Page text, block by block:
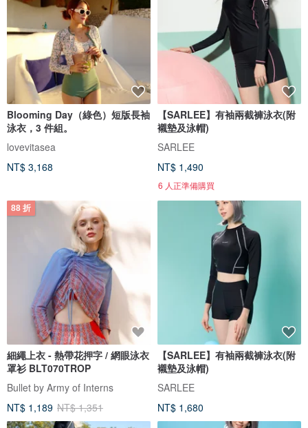
Blooming Day（綠色）短版長袖
泳衣，3 件組。
lovevitasea
NT$ 3,168
【SARLEE】有袖兩截褲泳衣(附
襯墊及泳帽)
SARLEE
NT$ 1,490
6 人正準備購買
88 折
細繩上衣 - 熱帶花押字 / 網眼泳衣
罩衫 BLT070TROP
Bullet by Army of Interns
NT$ 1,189 NT$ 1,351
【SARLEE】有袖兩截褲泳衣(附
襯墊及泳帽)
SARLEE
NT$ 1,680